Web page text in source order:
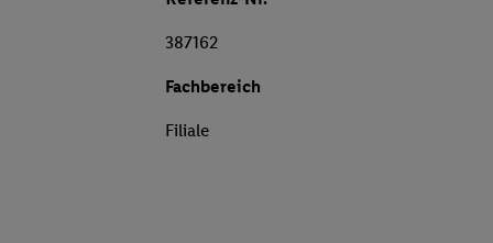
387162
Fachbereich
Filiale